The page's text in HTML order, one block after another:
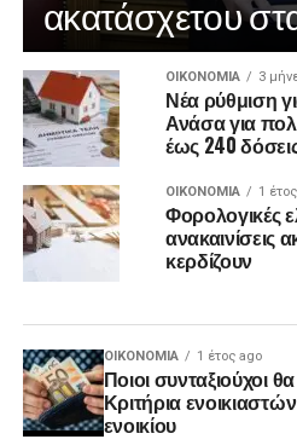
ακατάσχετου
ΟΙΚΟΝΟΜΊΑ 3
Νέα ρύθμιση
Ανάσα για
έως 240
ΟΙΚΟΝΟΜΊΑ 1
Φορολογικές
ανακαινίσεις
κερδίζουν
ΟΙΚΟΝΟΜΊΑ 1 έτος ago
Ποιοι συνταξιούχοι
Κριτήρια
ενοικίου